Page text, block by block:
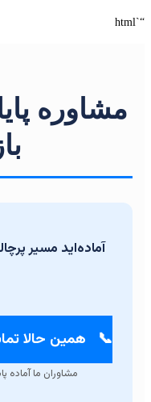
آماده‌اید مسیر پرچالش
همین حالا تماس بگیرید:
مشاوران ما آماده